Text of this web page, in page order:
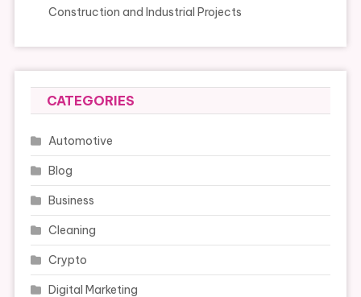
Construction and Industrial Projects
CATEGORIES
Automotive
Blog
Business
Cleaning
Crypto
Digital Marketing